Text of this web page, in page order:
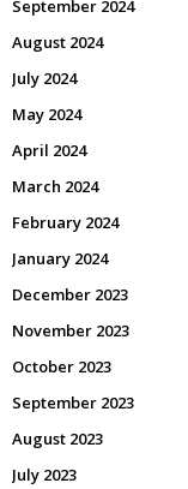
September 2024
August 2024
July 2024
May 2024
April 2024
March 2024
February 2024
January 2024
December 2023
November 2023
October 2023
September 2023
August 2023
July 2023